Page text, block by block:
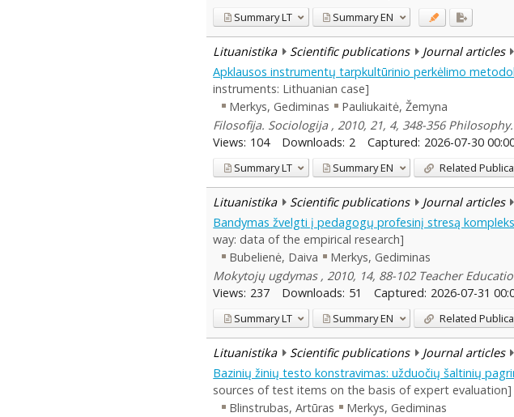
SummaryLT SummaryEN
Lituanistika Scientific publications Journal articles
Apklausos instrumentų tarpkultūrinio perkėlimo
instruments: Lithuanian case]
Merkys, Gediminas
Pauliukaitė, Žemyna
Filosofija. Sociologija , 2010, 21, 4, 348-356
Views: 104 Downloads: 2 Captured: 2026-07-30
SummaryLT SummaryEN Related
Lituanistika Scientific publications Journal articles
Bandymas žvelgti į pedagogų profesinį stresą
way: data of the empirical research]
Bubelienė, Daiva
Merkys, Gediminas
Mokytojų ugdymas , 2010, 14, 88-102 Teacher
Views: 237 Downloads: 51 Captured: 2026-07-31
SummaryLT SummaryEN Related
Lituanistika Scientific publications Journal articles
Bazinių žinių testo konstravimas: užduočių šaltinių
sources of test items on the basis of expert evaluation]
Blinstrubas, Artūras
Merkys, Gediminas